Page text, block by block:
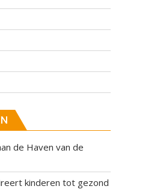
de Haven van de
kinderen tot gezond